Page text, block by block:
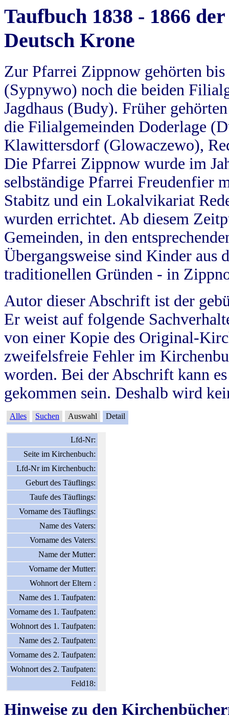
Taufbuch 1838 - 1866
Deutsch Krone
Zur Pfarrei Zippnow gehörten
(Sypnywo) noch die beiden
Jagdhaus (Budy). Früher
die Filialgemeinden Doderlage
Klawittersdorf (Glowaczewo),
Die Pfarrei Zippnow wurde im
selbständige Pfarrei Freudenfier
Stabitz und ein Lokalvikariat
wurden errichtet. Ab diesem
Gemeinden, in den
Übergangsweise sind Kinder aus
traditionellen Gründen - in
Autor dieser Abschrift ist der
Er weist auf folgende
von einer Kopie des Original-
zweifelsfreie Fehler im
worden. Bei der Abschrift kann
gekommen sein. Deshalb wird
Alles Suchen Auswahl Detail
Lfd-Nr:
Seite im Kirchenbuch:
Lfd-Nr im Kirchenbuch:
Geburt des Täuflings:
Taufe des Täuflings:
Vorname des Täuflings:
Name des Vaters:
Vorname des Vaters:
Name der Mutter:
Vorname der Mutter:
Wohnort der Eltern :
Name des 1. Taufpaten:
Vorname des 1. Taufpaten:
Wohnort des 1. Taufpaten:
Name des 2. Taufpaten:
Vorname des 2. Taufpaten:
Wohnort des 2. Taufpaten:
Feld18:
Hinweise zu den